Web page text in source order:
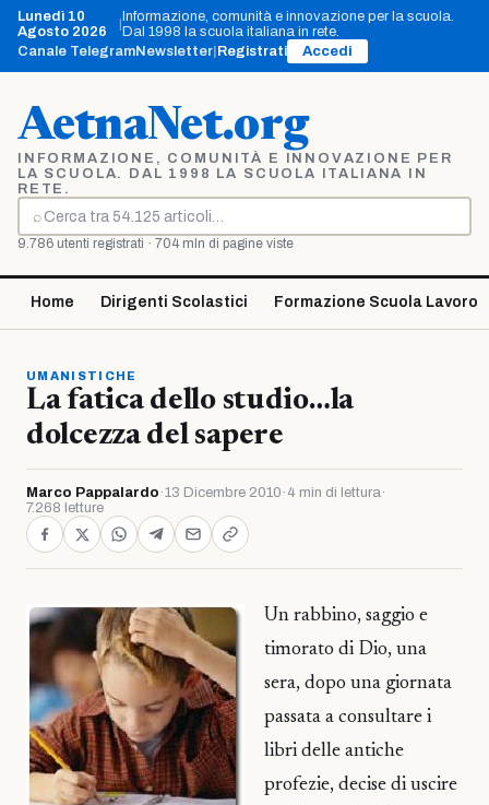
Vai
contenuto
Lunedì 10
Agosto 2026
Informazione, comunità e innovazione per la scuola.
Dal 1998 la scuola italiana in rete.
Canale TelegramNewsletter Registrati Accedi
AetnaNet.org
INFORMAZIONE, COMUNITÀ E INNOVAZIONE PER
LA SCUOLA. DAL 1998 LA SCUOLA ITALIANA IN
RETE.
⌕
Cerca
9.786 utenti registrati · 704 mln di pagine viste
Home Dirigenti Scolastici Formazione Scuola Lavoro
UMANISTICHE
La fatica dello studio…la
dolcezza del sapere
Marco Pappalardo ·13 Dicembre 2010 · 4 min di lettura·
7.268 letture
Un rabbino, saggio e
timorato di Dio, una
sera, dopo una giornata
passata a consultare i
libri delle antiche
profezie, decise di uscire